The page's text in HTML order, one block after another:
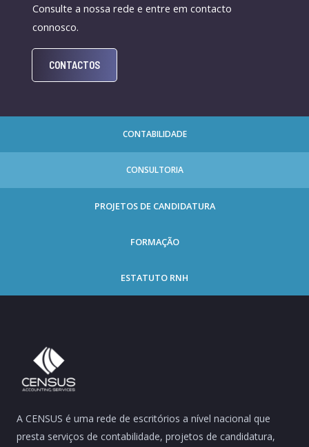
Consulte a nossa rede e entre em contacto
connosco.
CONTACTOS
CONTABILIDADE
CONSULTORIA
PROJETOS DE CANDIDATURA
FORMAÇÃO
ESTATUTO RNH
A CENSUS é uma rede de escritórios a nível nacional que
presta serviços de contabilidade, projetos de candidatura,